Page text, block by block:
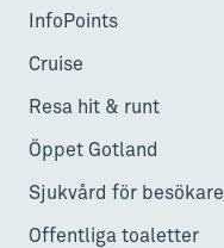
InfoPoints
Cruise
Resa hit & runt
Öppet Gotland
Sjukvård för besökare
Offentliga toaletter